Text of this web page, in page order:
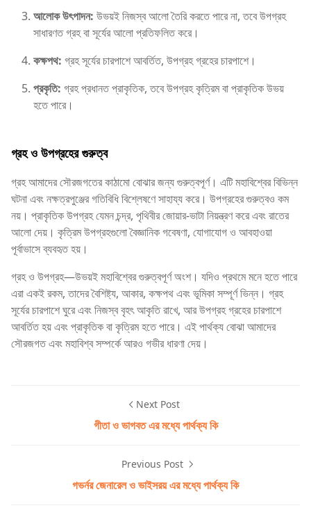
আলোক উৎপাদন: উভয়ই নিজস্ব আলো তৈরি করতে পারে না, তবে উপগ্রহ
সাধারণত গ্রহ বা সূর্যের আলো প্রতিফলিত করে।
কক্ষপথ: গ্রহ সূর্যের চারপাশে আবর্তিত, উপগ্রহ গ্রহের চারপাশে।
প্রকৃতি: গ্রহ প্রধানত প্রাকৃতিক, তবে উপগ্রহ কৃত্রিম বা প্রাকৃতিক উভয়
হতে পারে।
গ্রহ ও উপগ্রহের গুরুত্ব
গ্রহ আমাদের সৌরজগতের কাঠামো বোঝার জন্য গুরুত্বপূর্ণ। এটি মহাবিশ্বের বিভিন্ন
ঘটনা এবং নক্ষত্রপুঞ্জের গতিবিধি বিশ্লেষণে সাহায্য করে। উপগ্রহের গুরুত্বও কম
নয়। প্রাকৃতিক উপগ্রহ যেমন চন্দ্র, পৃথিবীর জোয়ার-ভাটা নিয়ন্ত্রণ করে এবং রাতের
আলো দেয়। কৃত্রিম উপগ্রহগুলো বৈজ্ঞানিক গবেষণা, যোগাযোগ ও আবহাওয়া
পূর্বাভাসে ব্যবহৃত হয়।
গ্রহ ও উপগ্রহ—উভয়ই মহাবিশ্বের গুরুত্বপূর্ণ অংশ। যদিও প্রথমে মনে হতে পারে
এরা একই রকম, তাদের বৈশিষ্ট্য, আকার, কক্ষপথ এবং ভূমিকা সম্পূর্ণ ভিন্ন। গ্রহ
সূর্যের চারপাশে ঘুরে এবং নিজস্ব বৃহৎ আকৃতি রাখে, আর উপগ্রহ গ্রহের চারপাশে
আবর্তিত হয় এবং প্রাকৃতিক বা কৃত্রিম হতে পারে। এই পার্থক্য বোঝা আমাদের
সৌরজগত এবং মহাবিশ্ব সম্পর্কে আরও গভীর ধারণা দেয়।
Next Post
গীতা ও ভাগবত এর মধ্যে পার্থক্য কি
Previous Post
গভর্নর জেনারেল ও ভাইসরয় এর মধ্যে পার্থক্য কি